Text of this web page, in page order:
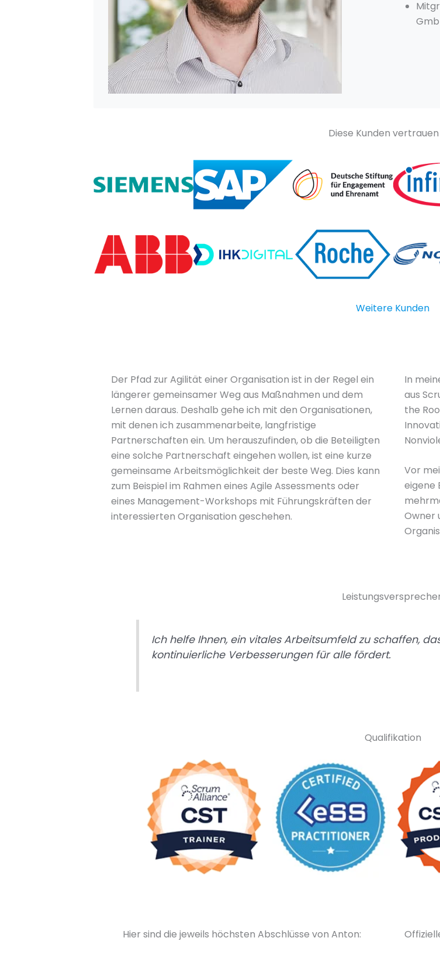
Diese Kunden vertrauen
Weitere Kunden
Der Pfad zur Agilität einer Organisation ist in der Regel ein
längerer gemeinsamer Weg aus Maßnahmen und dem
Lernen daraus. Deshalb gehe ich mit den Organisationen,
mit denen ich zusammenarbeite, langfristige
Partnerschaften ein. Um herauszufinden, ob die Beteiligten
eine solche Partnerschaft eingehen wollen, ist eine kurze
gemeinsame Arbeitsmöglichkeit der beste Weg. Dies kann
zum Beispiel im Rahmen eines Agile Assessments oder
eines Management-Workshops mit Führungskräften der
interessierten Organisation geschehen.
In
aus
the
Vor
eigene
Owner
Ich helfe Ihnen, ein vitales Arbeitsumfeld zu schaffen,
kontinuierliche Verbesserungen für alle fördert.
Qualifikation
Hier sind die jeweils höchsten Abschlüsse von Anton: